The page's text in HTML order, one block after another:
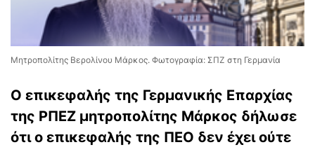
Μητροπολίτης Βερολίνου Μάρκος. Φωτογραφία: ΣΠΖ στη Γερμανία
Ο επικεφαλής της Γερμανικής Επαρχίας
της ΡΠΕΖ μητροπολίτης Μάρκος δήλωσε
ότι ο επικεφαλής της ΠΕΟ δεν έχει ούτε